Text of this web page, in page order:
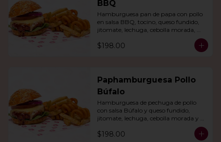
BBQ
Hamburguesa pan de papa con pollo
en salsa BBQ, tocino, queso fundido,
jitomate, lechuga, cebolla morada,
$198.00
Paphamburguesa Pollo
Búfalo
Hamburguesa de pechuga de pollo
con salsa Búfalo y queso fundido,
jitomate, lechuga, cebolla morada y
nuestra salsa especial. Con papas fritas
y rizo.
$198.00